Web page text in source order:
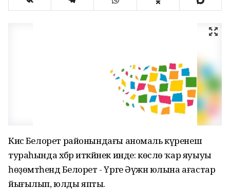
Кисә Белорет районындағы аномаль күренеш
тураһында хәбәр иткәйнек инде: көслө ҡар яуыуы
һөҙөмтәһендә Белорет - Үрге Әүжән юлына ағастар
йығылып, юлды япты.